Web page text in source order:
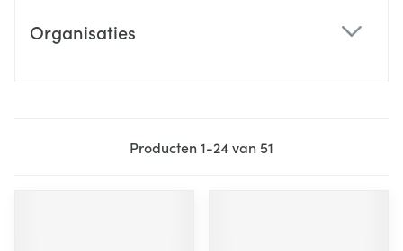
Organisaties
Producten1-24van51